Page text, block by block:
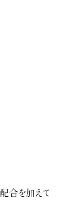
合を加えて